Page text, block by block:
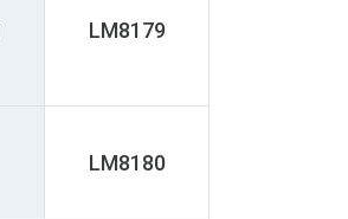
LM8179
LM8180